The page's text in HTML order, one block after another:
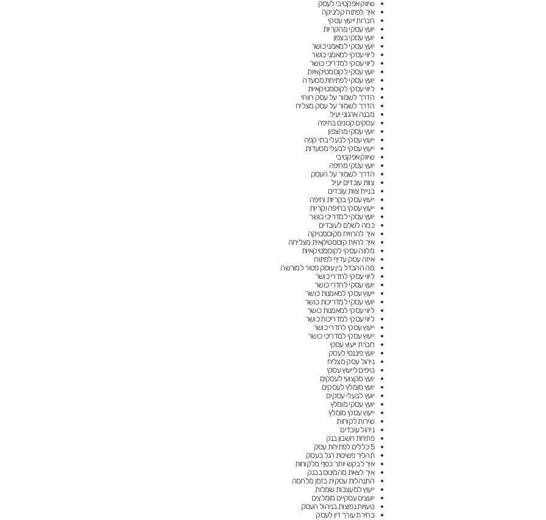
שיווק אפקטיבי לעסק
איך לפתוח קליניקה
חברות ייעוץ עסקי
יועץ עסקי מהקריות
יועץ עסקי בצפון
יועץ עסקי למאמני כושר
ליווי עסקי למאמני כושר
ליווי עסקי למדריכי כושר
יועץ עסקי לקוסמטיקאיות
יועץ עסקי לפתיחת מסעדה
ליווי עסקי לקוסמטיקאיות
הדרך לשמור על עסק רווחי
הדרך לשמור על עסק מצליח
מבנה ארגוני יעיל
עסקים קטנים בחיפה
יועץ עסקי מהצפון
ייעוץ עסקי לבעלי בתי קפה
ייעוץ עסקי לבעלי מסעדות
שיווק אפקטיבי
יועץ עסקי מחיפה
הדרך לשמור על העסק
צוות עובדים יעיל
בניית צוות עובדים
ייעוץ עסקי בקריות וחיפה
ייעוץ עסקי בחיפה וקריות
יועץ עסקי למדריכי כושר
כמה לשלם לעובדים
איך להרוויח מקוסמטיקה
איך להיות קוסמטיקאית מצליחה
מלווה עסקי לקוסמטיקאיות
איזה עסק עדיף לפתוח
מה ההבדל בין עוסק פטור למורשה
ליווי עסקי לחדרי כושר
יועץ עסקי לחדרי כושר
ייעוץ עסקי למאמנות כושר
יועץ עסקי למדריכות כושר
ליווי עסקי למאמנות כושר
ליווי עסקי למדריכות כושר
ייעוץ עסקי לחדרי כושר
ייעוץ עסקי למדריכי כושר
חברת ייעוץ עסקי
יועץ פיננסי לעסק
ניהול עסק מצליח
טיפים לייעוץ עסקי
יועץ מקצועי לעסקים
יועץ מומלץ לעסקים
יועץ לבעלי עסקים
יועץ עסקי מומלץ
ייעוץ עסקי מומלץ
שירות לקוחות
ניהול עובדים
פתיחת חשבון בנק
5 כללים לפתיחת עסק
תהליך פשיטת רגל בעסק
איך לבקש יותר כסף מלקוחות
איך לצאת מהמינוס בבנק
התנהלות עסקית בזמן מלחמה
ייעוץ למעצבות שמלות
יועצים עסקיים מומלצים
טעויות נפוצות בניהול העסק
בחירת עורך דין לעסק